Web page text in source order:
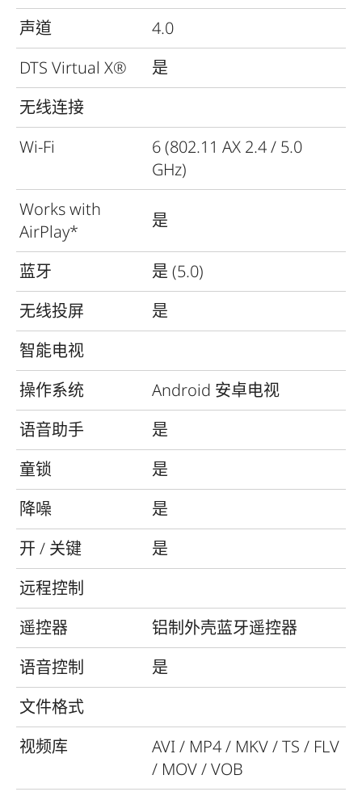
声道
4.0
DTS Virtual X®
是
无线连接
Wi-Fi
6 (802.11 AX 2.4 / 5.0
GHz)
Works with
AirPlay*
是
蓝牙
是 (5.0)
无线投屏
是
智能电视
操作系统
Android 安卓电视
语音助手
是
童锁
是
降噪
是
开 / 关键
是
远程控制
遥控器
铝制外壳蓝牙遥控器
语音控制
是
文件格式
视频库
AVI / MP4 / MKV / TS / FLV
/ MOV / VOB